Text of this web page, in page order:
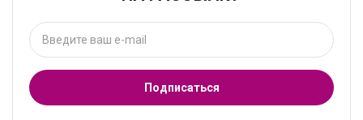
Подписаться